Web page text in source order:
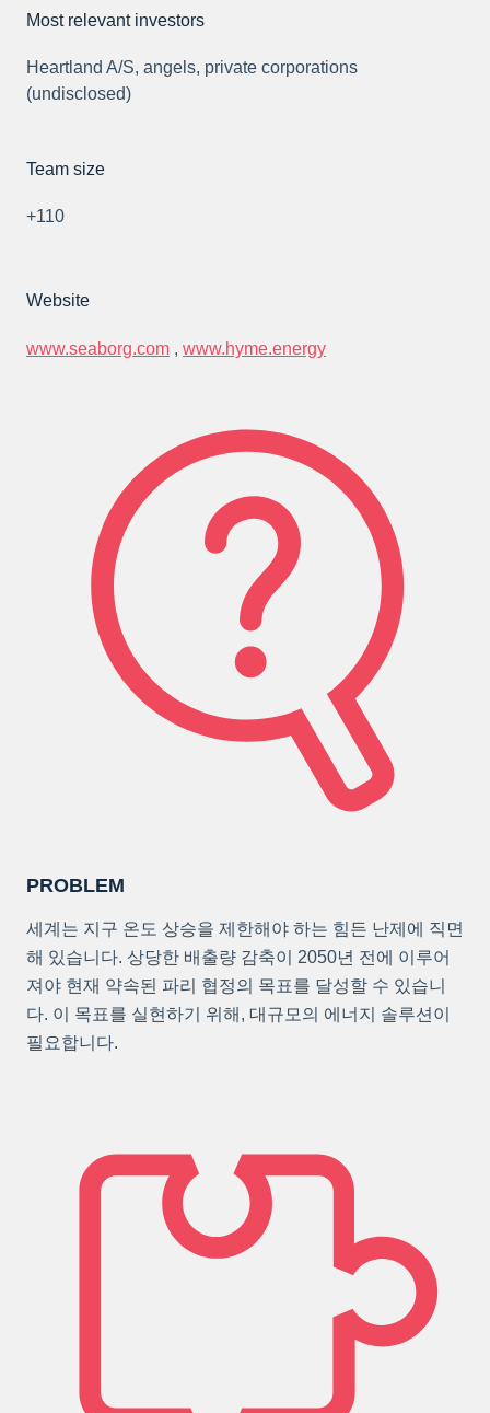
Most relevant investors
Heartland A/S, angels, private corporations
(undisclosed)
Team size
+110
Website
www.seaborg.com , www.hyme.energy
PROBLEM
세계는 지구 온도 상승을 제한해야 하는 힘든 난제에 직면
해 있습니다. 상당한 배출량 감축이 2050년 전에 이루어
져야 현재 약속된 파리 협정의 목표를 달성할 수 있습니
다. 이 목표를 실현하기 위해, 대규모의 에너지 솔루션이
필요합니다.